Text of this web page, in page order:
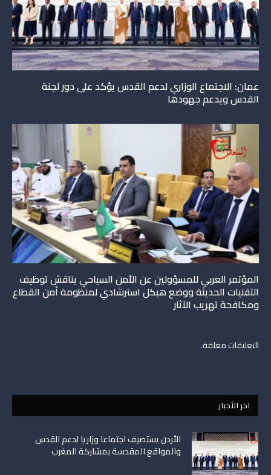
عمان: الاجتماع الوزاري لدعم القدس يؤكد على دور لجنة
القدس ويدعم جهودها
المؤتمر العربي للمسؤولين عن الأمن السياحي يناقش توظيف
التقنيات الحديثة ووضع هيكل استرشادي لمنظومة أمن القطاع
ومكافحة تهريب الآثار
التعليقات مغلقة.
اخر الأخبار
الأردن يستضيف اجتماعا وزاريا لدعم القدس
والمواقع المقدسة بمشاركة المغرب